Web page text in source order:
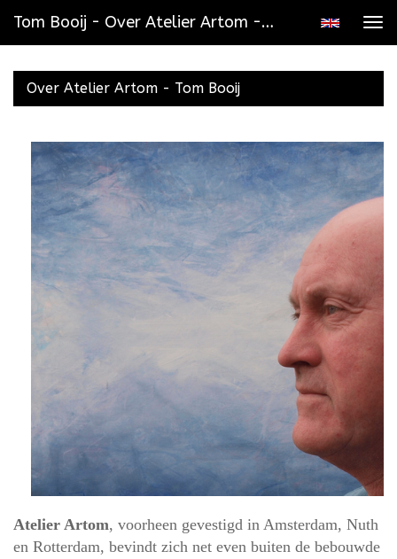
Tom Booij - Over Atelier Artom - Tom Booij
Over Atelier Artom - Tom Booij
Atelier Artom, voorheen gevestigd in Amsterdam, Nuth
en Rotterdam, bevindt zich net even buiten de bebouwde